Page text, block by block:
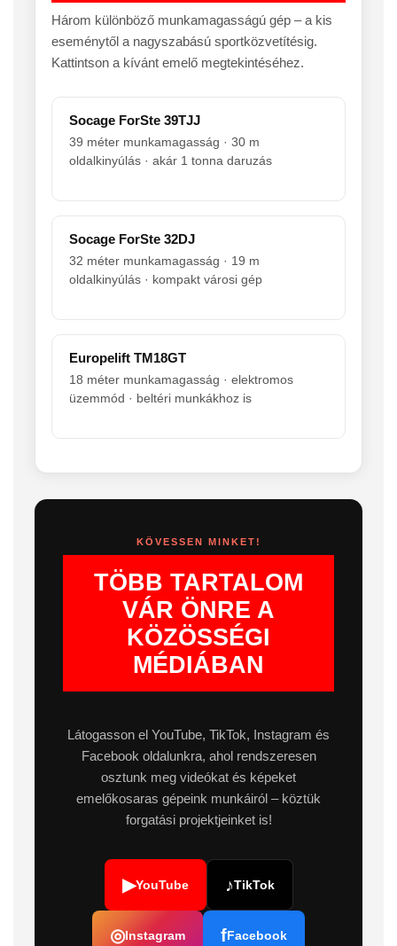
Három különböző munkamagasságú gép – a kis
eseménytől a nagyszabású sportközvetítésig.
Kattintson a kívánt emelő megtekintéséhez.
Socage ForSte 39TJJ
39 méter munkamagasság · 30 m
oldalkinyúlás · akár 1 tonna daruzás
Socage ForSte 32DJ
32 méter munkamagasság · 19 m
oldalkinyúlás · kompakt városi gép
Europelift TM18GT
18 méter munkamagasság · elektromos
üzemmód · beltéri munkákhoz is
KÖVESSEN MINKET!
TÖBB TARTALOM
VÁR ÖNRE A
KÖZÖSSÉGI
MÉDIÁBAN
Látogasson el YouTube, TikTok, Instagram és
Facebook oldalunkra, ahol rendszeresen
osztunk meg videókat és képeket
emelőkosaras gépeink munkáiról – köztük
forgatási projektjeinket is!
▶YouTube ♪TikTok
◎Instagram fFacebook